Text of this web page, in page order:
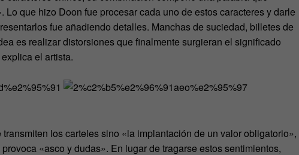
que hizo Doon fue procesar cada uno de estos caracteres y darle
fue añadiendo detalles. Manchas de suciedad, billetes de
es realizar distorsiones que finalmente surgieran el significado
el artista.
los carteles sino «la implantación de un valor obligatorio»,
«asco y dudas». En lugar de tragarse estos sentimientos,